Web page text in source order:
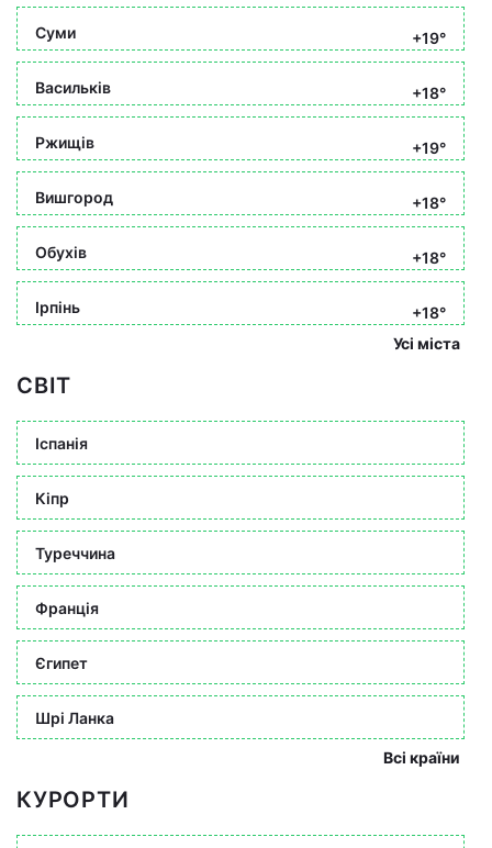
Суми +19°
Васильків +18°
Ржищів +19°
Вишгород +18°
Обухів +18°
Ірпінь
+18°
Усі міста
СВІТ
Іспанія
Кіпр
Туреччина
Франція
Єгипет
Шрі Ланка
Всі країни
КУРОРТИ